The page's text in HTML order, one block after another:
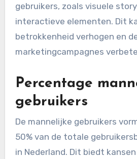
gebruikers, zoals visuele
interactieve elementen. Dit
betrokkenheid verhogen en
marketingcampagnes
Percentage
gebruikers
De mannelijke gebruikers
50% van de totale
in Nederland. Dit biedt